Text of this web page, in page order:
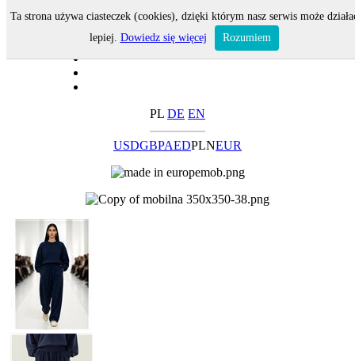
PL DE EN
USDGBPAEDPLNEUR
Ta strona używa ciasteczek (cookies), dzięki którym nasz serwis może
lepiej. Dowiedz się więcej Rozumiem